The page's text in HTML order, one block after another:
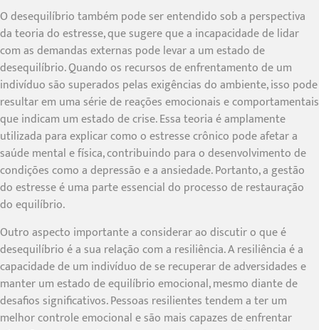
O desequilíbrio também pode ser entendido sob a perspectiva
da teoria do estresse, que sugere que a incapacidade de lidar
com as demandas externas pode levar a um estado de
desequilíbrio. Quando os recursos de enfrentamento de um
indivíduo são superados pelas exigências do ambiente, isso pode
resultar em uma série de reações emocionais e comportamentais
que indicam um estado de crise. Essa teoria é amplamente
utilizada para explicar como o estresse crônico pode afetar a
saúde mental e física, contribuindo para o desenvolvimento de
condições como a depressão e a ansiedade. Portanto, a gestão
do estresse é uma parte essencial do processo de restauração
do equilíbrio.
Outro aspecto importante a considerar ao discutir o que é
desequilíbrio é a sua relação com a resiliência. A resiliência é a
capacidade de um indivíduo de se recuperar de adversidades e
manter um estado de equilíbrio emocional, mesmo diante de
desafios significativos. Pessoas resilientes tendem a ter um
melhor controle emocional e são mais capazes de enfrentar